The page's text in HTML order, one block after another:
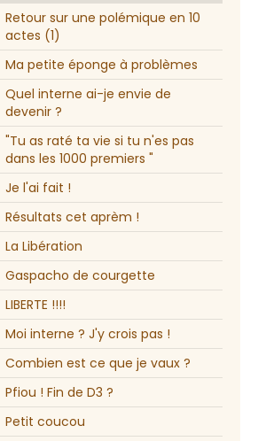
Retour sur une polémique en 10
actes (1)
Ma petite éponge à problèmes
Quel interne ai-je envie de
devenir ?
"Tu as raté ta vie si tu n'es pas
dans les 1000 premiers "
Je l'ai fait !
Résultats cet aprèm !
La Libération
Gaspacho de courgette
LIBERTE !!!!
Moi interne ? J'y crois pas !
Combien est ce que je vaux ?
Pfiou ! Fin de D3 ?
Petit coucou